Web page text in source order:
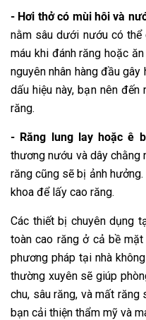
- Hơi thở có mùi hôi và
nằm sâu dưới nướu có thể
máu khi đánh răng hoặc
nguyên nhân hàng đầu
dấu hiệu này, bạn nên
răng.
- Răng lung lay hoặc ê
thương nướu và dây chằng
răng cũng sẽ bị ảnh
khoa để lấy cao răng.
Các thiết bị chuyên dụng
toàn cao răng ở cả bề
phương pháp tại nhà
thường xuyên sẽ giúp
chu, sâu răng, và mất
bạn cải thiện thẩm mỹ và